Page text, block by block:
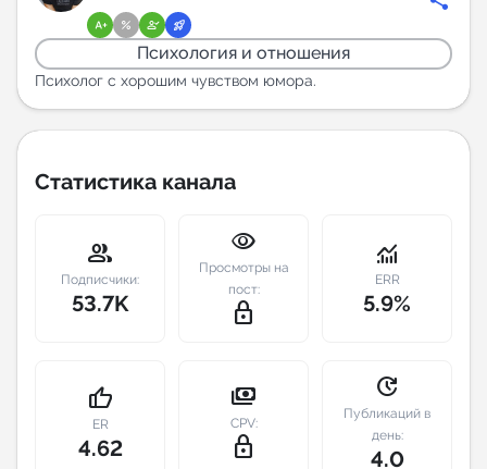
Каталог ботов
Горящие предложения
Индекс читаемости каналов в Telegram
New
Индивидуальное сопровождение
Психология и отношения
Психолог с хорошим чувством юмора.
Статистика канала
group
Подписчики:
53.7K
visibility
Просмотры на
пост:
lock_outline
monitoring
ERR
5.9%
thumb_up
ER
4.62
payments
CPV:
lock_outline
update
Публикаций в
день:
4.0